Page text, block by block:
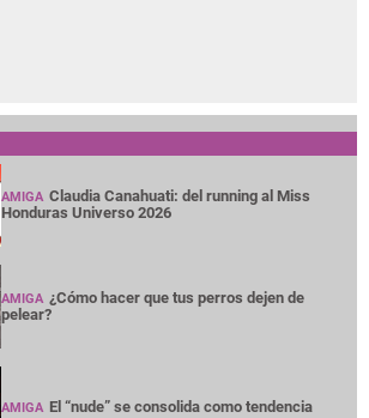
AMIGA Claudia Canahuati: del running al Miss
Honduras Universo 2026
AMIGA ¿Cómo hacer que tus perros dejen de
pelear?
AMIGA El “nude” se consolida como tendencia